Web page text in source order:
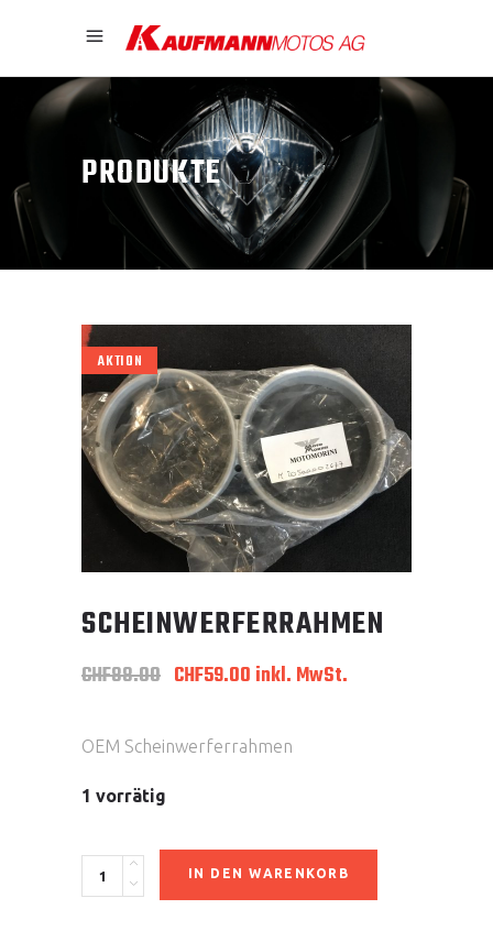
PRODUKTE
AKTION
SCHEINWERFERRAHMEN
CHF88.00 Ursprünglicher
CHF88.00
CHF59.00 Aktueller
CHF59.00.
inkl. MwSt.
OEM Scheinwerferrahmen
1 vorrätig
Scheinwerferrahmen
quantity
IN DEN WARENKORB